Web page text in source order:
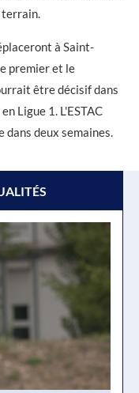
terrain.
à Saint-
premier et le
être décisif dans
Ligue 1. L'ESTAC
dans deux semaines.